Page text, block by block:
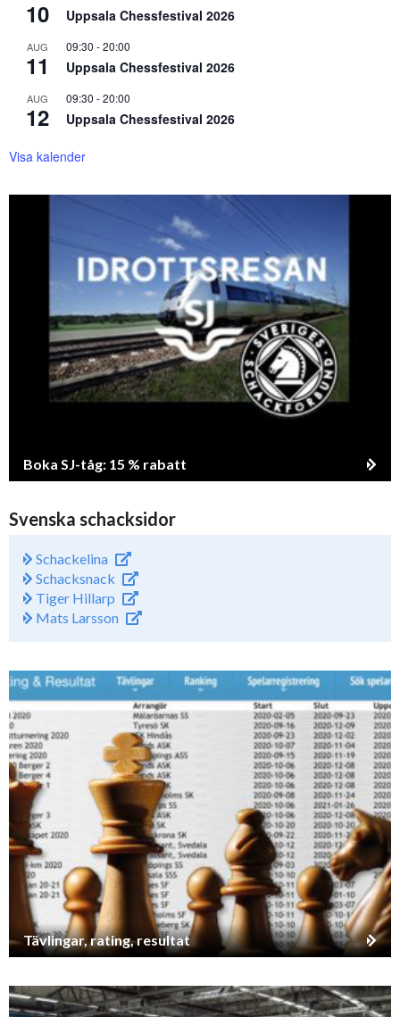
10 Uppsala Chessfestival 2026
AUG
11
09:30 -20:00
Uppsala Chessfestival 2026
AUG
12
09:30 -20:00
Uppsala Chessfestival 2026
Visa kalender
Boka SJ-tåg: 15 % rabatt
Svenska schacksidor
Schackelina
Schacksnack
Tiger Hillarp
Mats Larsson
Tävlingar, rating, resultat